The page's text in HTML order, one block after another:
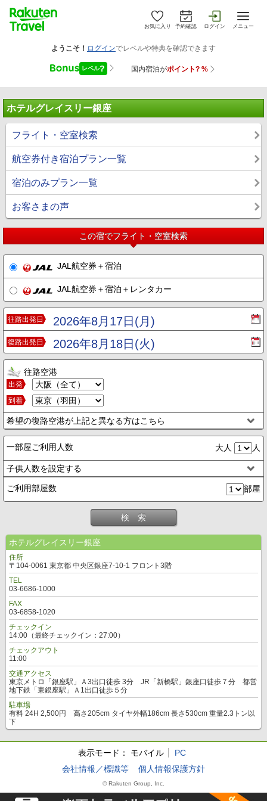
お気に入り 予約確認 ログイン メニュー
ホテルグレイスリー銀座
フライト・空室検索
航空券付き宿泊プラン一覧
宿泊のみプラン一覧
お客さまの声
この宿でフライト・空室検索
JAL航空券＋宿泊
JAL航空券＋宿泊＋レンタカー
往路出発日 2026年8月17日(月)
復路出発日 2026年8月18日(火)
往路空港
出発
到着
希望の復路空港が上記と異なる方はこちら
一部屋ご利用人数 大人 人
子供人数を設定する
ご利用部屋数 部屋
検 索
ホテルグレイスリー銀座
住所
〒104-0061 東京都 中央区銀座7-10-1 フロント3階
TEL
03-6686-1000
FAX
03-6858-1020
チェックイン
14:00（最終チェックイン：27:00）
チェックアウト
11:00
交通アクセス
東京メトロ「銀座駅」Ａ3出口徒歩 3分 JR「新橋駅」銀座口徒歩７分 都営
地下鉄「東銀座駅」Ａ1出口徒歩５分
駐車場
有料 24H 2,500円 高さ205cm タイヤ外幅186cm 長さ530cm 重量2.3トン以
下
表示モード： モバイル
PC
会社情報／標識等
個人情報保護方針
© Rakuten Group, Inc.